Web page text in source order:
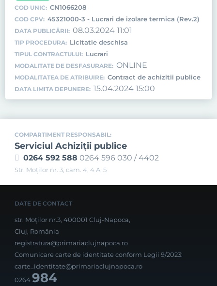
COD UNIC: CN1066208
COD CPV: 45321000-3 - Lucrari de izolare termica (Rev.2)
DATA PUBLICĂRII: 08.03.2024 11:01
TIP PROCEDURA: Licitatie deschisa
TIPUL CONTRACTULUI: Lucrari
MODALITATE DE DESFASURARE: ONLINE
MODALITATEA DE ATRIBUIRE: Contract de achizitii publice
DATA LIMITA DEPUNERE: 15.04.2024 15:00
COMPARTIMENT RESPONSABIL:
Serviciul Achiziţii publice
0264 592 588 0264 596 030 / 4402
Str. Moţilor nr. 3, cam. 4, 4 A, 5
DATE DE CONTACT
str. Moților nr.3, 400001 Cluj-Napoca,
Cluj, România
registratura@primariaclujnapoca.ro
Comunicare carte de identitate conform Legii 9/2023:
carte_identitate@primariaclujnapoca.ro
0264984